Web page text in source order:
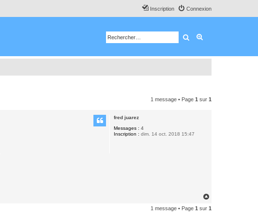
Connexion
Inscription
Rechercher
1 message • Page 1 sur 1
fred juarez
Messages : 4
Inscription : dim. 14 oct. 2018 15:47
u
1 message • Page 1 sur 1